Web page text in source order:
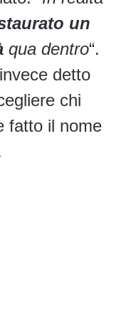
un
qua dentro“.
detto
chi
fatto il nome